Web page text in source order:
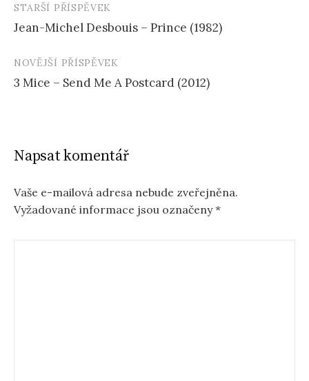
Navigace
příspěvku
STARŠÍ PŘÍSPĚVEK
Jean-Michel Desbouis – Prince (1982)
NOVĚJŠÍ PŘÍSPĚVEK
3 Mice – Send Me A Postcard (2012)
Napsat komentář
Vaše e-mailová adresa nebude zveřejněna.
Vyžadované informace jsou označeny*